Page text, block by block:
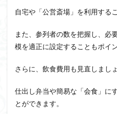
自宅や「公営斎場」を利用する
また、参列者の数を把握し、必
模を適正に設定することもポイ
さらに、飲食費用も見直しましょ
仕出し弁当や簡易な「会食」に
とができます。